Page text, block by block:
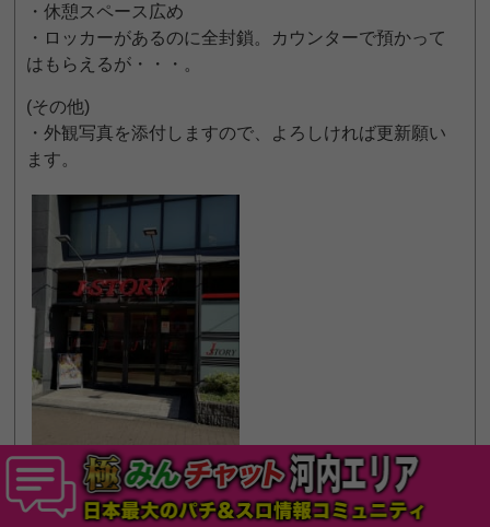
・休憩スペース広め
・ロッカーがあるのに全封鎖。カウンターで預かって
はもらえるが・・・。
(その他)
・外観写真を添付しますので、よろしければ更新願い
ます。
アプリでフォローする
返信